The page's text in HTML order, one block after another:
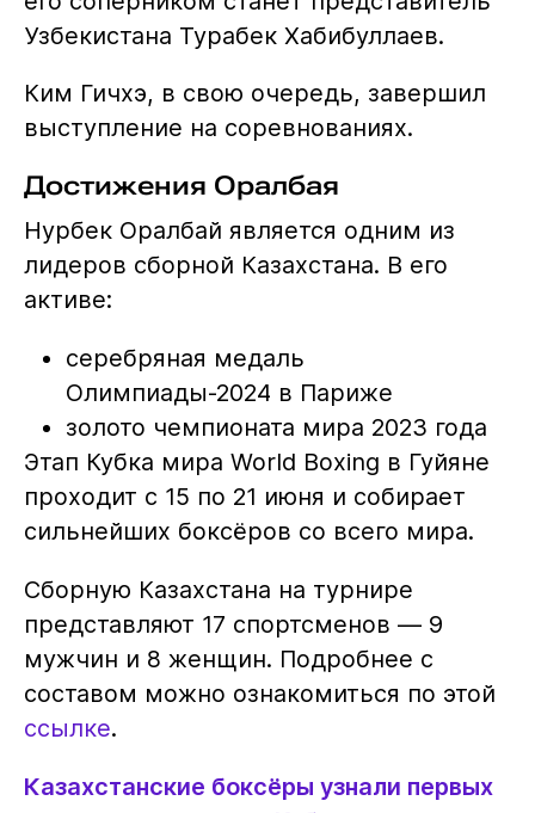
Узбекистана Турабек Хабибуллаев.
Ким Гичхэ, в свою очередь, завершил
выступление на соревнованиях.
Достижения Оралбая
Нурбек Оралбай является одним из
лидеров сборной Казахстана. В его
активе:
серебряная медаль
Олимпиады-2024 в Париже
золото чемпионата мира 2023 года
Этап Кубка мира World Boxing в Гуйяне
проходит с 15 по 21 июня и собирает
сильнейших боксёров со всего мира.
Сборную Казахстана на турнире
представляют 17 спортсменов — 9
мужчин и 8 женщин. Подробнее с
составом можно ознакомиться по этой
ссылке.
Казахстанские боксёры узнали первых